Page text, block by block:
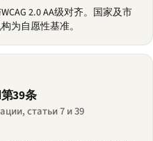
2.0 AA级对齐。国家及市
为自愿性基准。
39条
статьи 7 и 39